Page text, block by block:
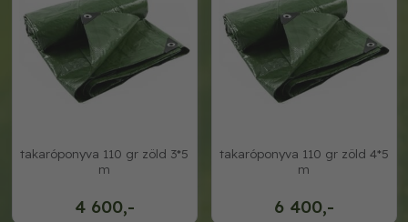
4 600,-
takaróponyva 110 gr zöld 3*5
m
6 400,-
takaróponyva 110 gr zöld 4*5
m